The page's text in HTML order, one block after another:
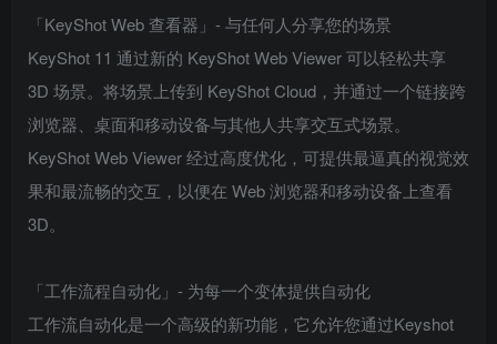
「KeyShot Web 查看器」- 与任何人分享您的场景
KeyShot 11 通过新的 KeyShot Web Viewer 可以轻松共享
3D 场景。将场景上传到 KeyShot Cloud，并通过一个链接跨
浏览器、桌面和移动设备与其他人共享交互式场景。
KeyShot Web Viewer 经过高度优化，可提供最逼真的视觉效
果和最流畅的交互，以便在 Web 浏览器和移动设备上查看
3D。
「工作流程自动化」- 为每一个变体提供自动化
工作流自动化是一个高级的新功能，它允许您通过Keyshot